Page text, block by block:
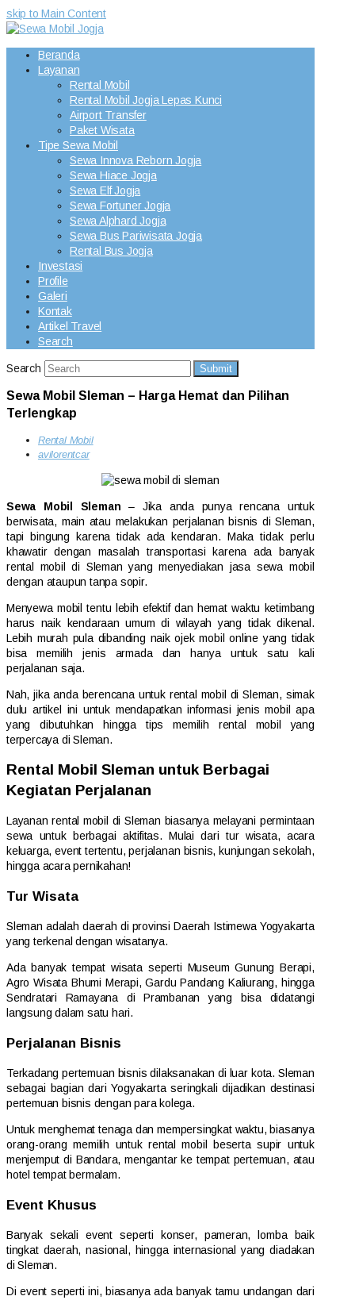
skip to Main Content
Beranda
Layanan
Rental Mobil
Rental Mobil Jogja Lepas Kunci
Airport Transfer
Paket Wisata
Tipe Sewa Mobil
Sewa Innova Reborn Jogja
Sewa Hiace Jogja
Sewa Elf Jogja
Sewa Fortuner Jogja
Sewa Alphard Jogja
Sewa Bus Pariwisata Jogja
Rental Bus Jogja
Investasi
Profile
Galeri
Kontak
Artikel Travel
Search
Search Submit
Sewa Mobil Sleman – Harga Hemat dan Pilihan
Terlengkap
Rental Mobil
avilorentcar
Sewa Mobil Sleman – Jika anda punya rencana untuk
berwisata, main atau melakukan perjalanan bisnis di Sleman,
tapi bingung karena tidak ada kendaran. Maka tidak perlu
khawatir dengan masalah transportasi karena ada banyak
rental mobil di Sleman yang menyediakan jasa sewa mobil
dengan ataupun tanpa sopir.
Menyewa mobil tentu lebih efektif dan hemat waktu ketimbang
harus naik kendaraan umum di wilayah yang tidak dikenal.
Lebih murah pula dibanding naik ojek mobil online yang tidak
bisa memilih jenis armada dan hanya untuk satu kali
perjalanan saja.
Nah, jika anda berencana untuk rental mobil di Sleman, simak
dulu artikel ini untuk mendapatkan informasi jenis mobil apa
yang dibutuhkan hingga tips memilih rental mobil yang
terpercaya di Sleman.
Rental Mobil Sleman untuk Berbagai
Kegiatan Perjalanan
Layanan rental mobil di Sleman biasanya melayani permintaan
sewa untuk berbagai aktifitas. Mulai dari tur wisata, acara
keluarga, event tertentu, perjalanan bisnis, kunjungan sekolah,
hingga acara pernikahan!
Tur Wisata
Sleman adalah daerah di provinsi Daerah Istimewa Yogyakarta
yang terkenal dengan wisatanya.
Ada banyak tempat wisata seperti Museum Gunung Berapi,
Agro Wisata Bhumi Merapi, Gardu Pandang Kaliurang, hingga
Sendratari Ramayana di Prambanan yang bisa didatangi
langsung dalam satu hari.
Perjalanan Bisnis
Terkadang pertemuan bisnis dilaksanakan di luar kota. Sleman
sebagai bagian dari Yogyakarta seringkali dijadikan destinasi
pertemuan bisnis dengan para kolega.
Untuk menghemat tenaga dan mempersingkat waktu, biasanya
orang-orang memilih untuk rental mobil beserta supir untuk
menjemput di Bandara, mengantar ke tempat pertemuan, atau
hotel tempat bermalam.
Event Khusus
Banyak sekali event seperti konser, pameran, lomba baik
tingkat daerah, nasional, hingga internasional yang diadakan
di Sleman.
Di event seperti ini, biasanya ada banyak tamu undangan dari